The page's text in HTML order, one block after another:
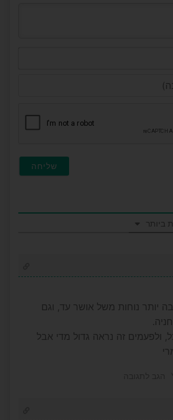
ביותר
יותר נוחות משל אושר עד, וגם
ולפעמים זה נראה גדול מדי אבל